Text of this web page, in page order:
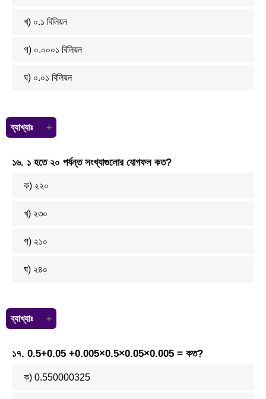
খ) ০.১ বিলিয়ন
গ) ০.০০০১ বিলিয়ন
ঘ) ০.০১ বিলিয়ন
ব্যাখ্যাঃ
১০০০ মিলিয়ন = ১ বিলিয়ন
১ মিলিয়ন = ১÷১০০০ বিলিয়ন = ০.০০১ বিলিয়ন।
১৬. ১ হতে ২০ পর্যন্ত সংখ্যাগুলোর যোগফল কত?
ক) ২২০
খ) ২৩০
গ) ২১০
ঘ) ২৪০
ব্যাখ্যাঃ
১+২+৩+..........+n = n(n+২) ÷ ২
= ২১০
১৭. 0.5+0.05 +0.005×0.5×0.05×0.005 = কত?
ক) 0.550000325